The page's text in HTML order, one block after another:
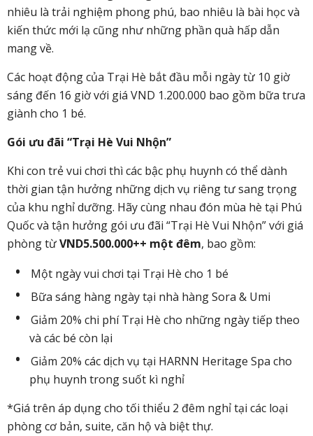
nhiêu là trải nghiệm phong phú, bao nhiêu là bài học và
kiến thức mới lạ cũng như những phần quà hấp dẫn
mang về.
Các hoạt động của Trại Hè bắt đầu mỗi ngày từ 10 giờ
sáng đến 16 giờ với giá VND 1.200.000 bao gồm bữa trưa
giành cho 1 bé.
Gói ưu đãi “Trại Hè Vui Nhộn”
Khi con trẻ vui chơi thì các bậc phụ huynh có thể dành
thời gian tận hưởng những dịch vụ riêng tư sang trọng
của khu nghỉ dưỡng. Hãy cùng nhau đón mùa hè tại Phú
Quốc và tận hưởng gói ưu đãi “Trại Hè Vui Nhộn” với giá
phòng từVND5.500.000++ một đêm, bao gồm:
Một ngày vui chơi tại Trại Hè cho 1 bé
Bữa sáng hàng ngày tại nhà hàng Sora & Umi
Giảm 20% chi phí Trại Hè cho những ngày tiếp theo
và các bé còn lại
Giảm 20% các dịch vụ tại HARNN Heritage Spa cho
phụ huynh trong suốt kì nghỉ
*Giá trên áp dụng cho tối thiểu 2 đêm nghỉ tại các loại
phòng cơ bản, suite, căn hộ và biệt thự.